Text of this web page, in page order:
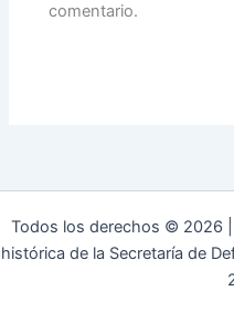
comentario.
Todos los derechos © 2026
histórica de la Secretaría de